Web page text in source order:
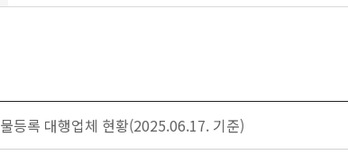
등록 대행업체 현황(2025.06.17. 기준)